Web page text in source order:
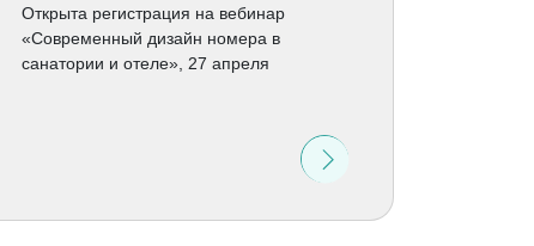
Открыта регистрация на вебинар
«Современный дизайн номера в
санатории и отеле», 27 апреля